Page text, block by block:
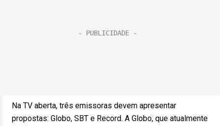
Na TV aberta, três emissoras devem apresentar
propostas: Globo, SBT e Record. A Globo, que atualmente